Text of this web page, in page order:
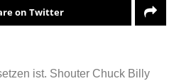
on Twitter
ist. Shouter Chuck Billy